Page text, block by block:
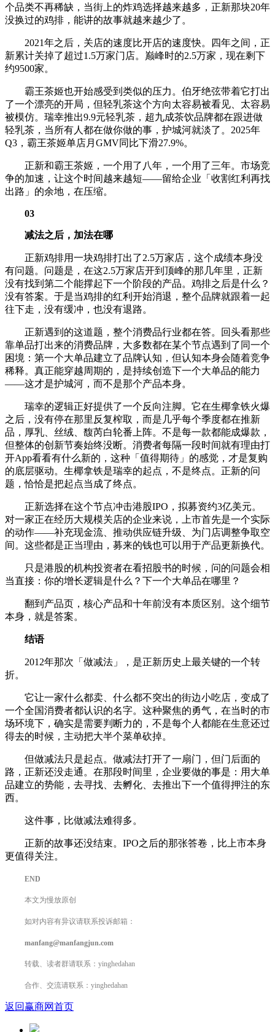
个品类不再稀缺，当街上的炸鸡选择越来越多，正新那块20年
没换过的鸡排，能讲的故事就越来越少了。
2021年之后，关店的速度比开店的速度快。四年之间，正
新累计关掉了超过1.5万家门店。巅峰时的2.5万家，现在剩下
约9500家。
霸王茶姬也开始感受到类似的压力。伯牙绝弦带着它打出
了一个漂亮的开局，但轻乳茶这个方向太容易被看见、太容易
被模仿。瑞幸推出9.9元轻乳茶，超九成茶饮品牌都在跟进做
轻乳茶，当所有人都在做你做的事，护城河就淡了。2025年
Q3，霸王茶姬单店月GMV同比下滑27.9%。
正新和霸王茶姬，一个用了八年，一个用了三年。市场竞
争的加速，让这个时间越来越短——留给企业「收割红利再找
出路」的余地，在压缩。
03
减法之后，加法在哪
正新鸡排用一块鸡排打出了2.5万家店，这个成绩本身没
有问题。问题是，在这2.5万家店开到顶峰的那几年里，正新
没有找到第二个能撑起下一个阶段的产品。鸡排之后是什么？
没有答案。于是当鸡排的红利开始消退，整个品牌就跟着一起
往下走，没有缓冲，也没有退路。
正新遇到的这道题，整个消费品行业都在答。回头看那些
靠单品打出来的消费品牌，大多数都在某个节点遇到了同一个
困境：第一个大单品建立了品牌认知，但认知本身会随着竞争
稀释。真正能穿越周期的，是持续创造下一个大单品的能力
——这才是护城河，而不是那个产品本身。
瑞幸的逻辑正好提供了一个反向注脚。它在生椰拿铁火爆
之后，没有停在那里反复榨取，而是几乎每个季度都在推新
品，厚乳、丝绒、馥芮白轮番上阵。不是每一款都能成爆款，
但整体的创新节奏始终没断。消费者每隔一段时间就有理由打
开App看看有什么新的，这种「值得期待」的感觉，才是复购
的底层驱动。生椰拿铁是瑞幸的起点，不是终点。正新的问
题，恰恰是把起点当成了终点。
正新选择在这个节点冲击港股IPO，拟募资约3亿美元。
对一家正在经历大规模关店的企业来说，上市首先是一个实际
的动作——补充现金流、推动供应链升级、为门店调整争取空
间。这些都是正当理由，募来的钱也可以用于产品更新换代。
只是港股的机构投资者在看招股书的时候，问的问题会相
当直接：你的增长逻辑是什么？下一个大单品在哪里？
翻到产品页，核心产品和十年前没有本质区别。这个细节
本身，就是答案。
结语
2012年那次「做减法」，是正新历史上最关键的一个转
折。
它让一家什么都卖、什么都不突出的街边小吃店，变成了
一个全国消费者都认识的名字。这种聚焦的勇气，在当时的市
场环境下，确实是需要判断力的，不是每个人都能在生意还过
得去的时候，主动把大半个菜单砍掉。
但做减法只是起点。做减法打开了一扇门，但门后面的
路，正新还没走通。在那段时间里，企业要做的事是：用大单
品建立的势能，去寻找、去孵化、去推出下一个值得押注的东
西。
这件事，比做减法难得多。
正新的故事还没结束。IPO之后的那张答卷，比上市本身
更值得关注。
END
本文为慢放原创
如对内容有异议请联系投诉邮箱：
manfang@manfangjun.com
转载、读者群请联系：yinghedahan
合作、交流请联系：yinghedahan
返回赢商网首页